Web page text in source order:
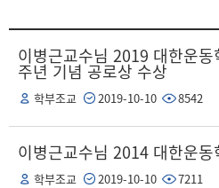
이병근교수님 2019 대한운
주년 기념 공로상 수상
학부조교 2019-10-10 8542
이병근교수님 2014 대한운동
학부조교 2019-10-10 7211